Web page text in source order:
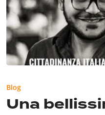
notizia
Blog
Una